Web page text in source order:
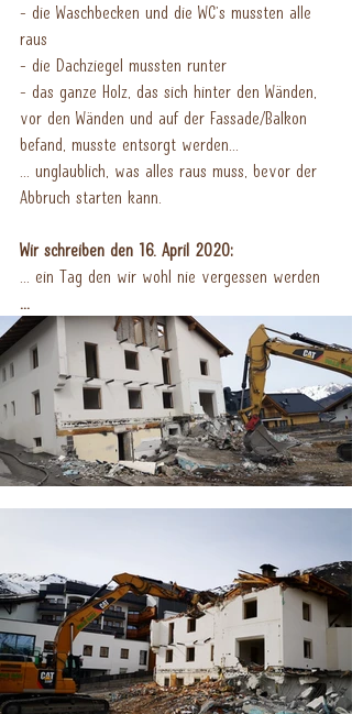
- die Waschbecken und die WC's mussten alle
raus
- die Dachziegel mussten runter
- das ganze Holz, das sich hinter den Wänden,
vor den Wänden und auf der Fassade/Balkon
befand, musste entsorgt werden...
... unglaublich, was alles raus muss, bevor der
Abbruch starten kann.
Wir schreiben den 16. April 2020:
... ein Tag den wir wohl nie vergessen werden
...